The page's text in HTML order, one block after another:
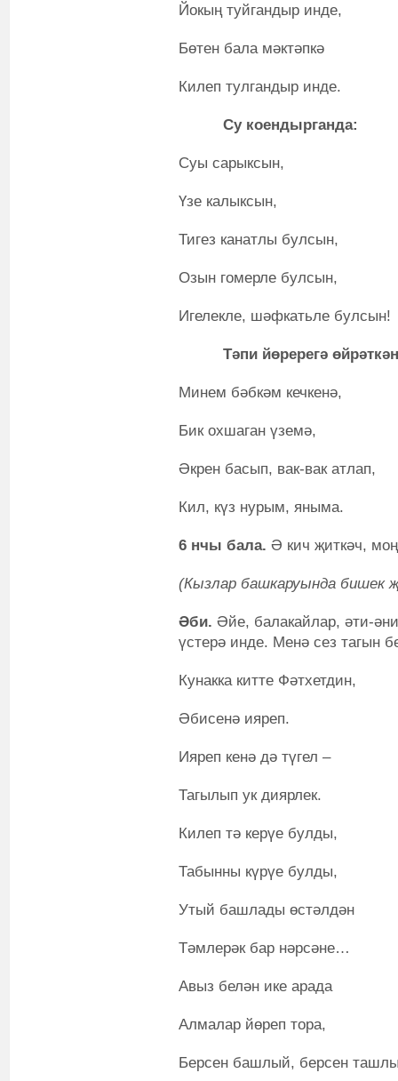
Йокың туйгандыр инде,
Бөтен бала мәктәпкә
Килеп тулгандыр инде.
Су коендырганда:
Суы сарыксын,
Үзе калыксын,
Тигез канатлы булсын,
Озын гомерле булсын,
Игелекле, шәфкатьле булсын!
Тәпи йөререгә
Минем бәбкәм кечкенә,
Бик охшаган үземә,
Әкрен басып, вак-вак атлап,
Кил, күз нурым, яныма.
6 нчы бала. Ә кич җиткәч,
(Кызлар башкаруында бишек
Әби. Әйе, балакайлар, әти-
үстерә инде. Менә сез тагын
Кунакка китте Фәтхетдин,
Әбисенә ияреп.
Ияреп кенә дә түгел –
Тагылып ук диярлек.
Килеп тә керүе булды,
Табынны күрүе булды,
Утый башлады өстәлдән
Тәмлерәк бар нәрсәне…
Авыз белән ике арада
Алмалар йөреп тора,
Берсен башлый, берсен